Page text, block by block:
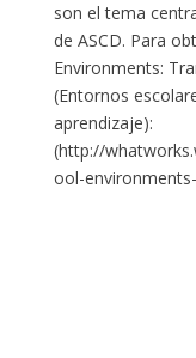
son el tema
de ASCD. Para
Environments:
(Entornos
aprendizaje):
(http://
ool-